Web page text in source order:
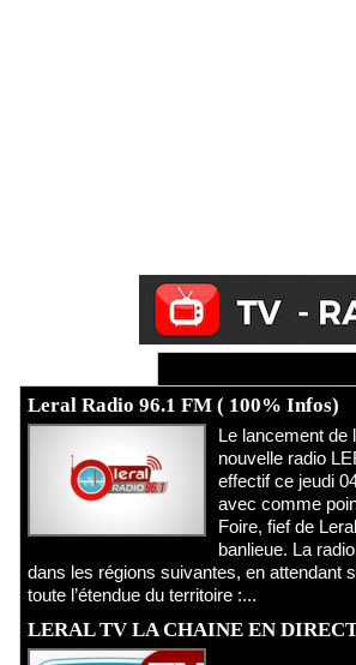
Leral Radio 96.1 FM ( 100% Infos)
Le lancement de
nouvelle radio
effectif ce jeudi
avec comme
Foire, fief de
banlieue. La
dans les régions suivantes, en attendant
toute l’étendue du territoire :...
LERAL TV LA CHAINE EN